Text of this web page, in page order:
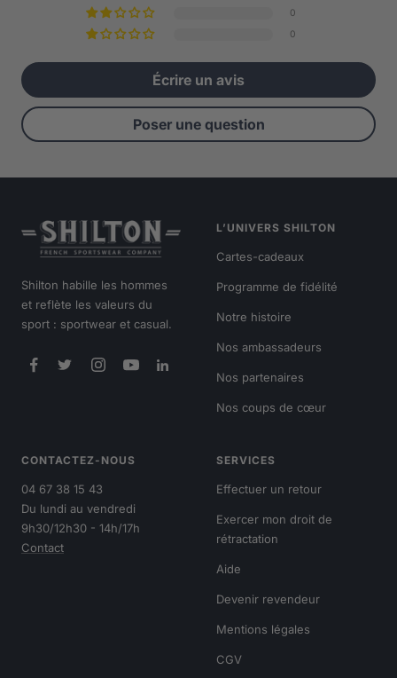
0
0
Écrire un avis
Poser une question
Shilton habille les hommes
et reflète les valeurs du
sport : sportwear et casual.
L’UNIVERS SHILTON
Cartes-cadeaux
Programme de fidélité
Notre histoire
Nos ambassadeurs
Nos partenaires
Nos coups de cœur
CONTACTEZ-NOUS
04 67 38 15 43
Du lundi au vendredi
9h30/12h30 - 14h/17h
Contact
SERVICES
Effectuer un retour
Exercer mon droit de
rétractation
Aide
Devenir revendeur
Mentions légales
CGV